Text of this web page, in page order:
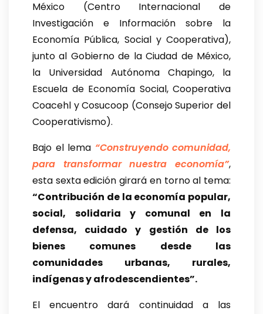
México (Centro Internacional de
Investigación e Información sobre la
Economía Pública, Social y Cooperativa),
junto al Gobierno de la Ciudad de México,
la Universidad Autónoma Chapingo, la
Escuela de Economía Social, Cooperativa
Coacehl y Cosucoop (Consejo Superior del
Cooperativismo).
Bajo el lema “Construyendo comunidad,
para transformar nuestra economía”,
esta sexta edición girará en torno al tema:
“Contribución de la economía popular,
social, solidaria y comunal en la
defensa, cuidado y gestión de los
bienes comunes desde las
comunidades urbanas, rurales,
indígenas y afrodescendientes”.
El encuentro dará continuidad a las